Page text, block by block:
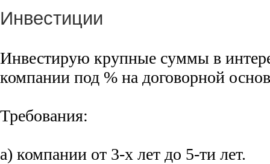
Инвестиции
Инвестирую крупные суммы в
компании под % на договорной
Требования:
а) компании от 3-х лет до 5-ти лет.